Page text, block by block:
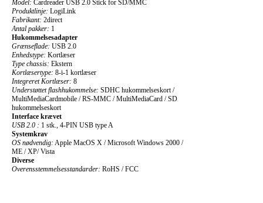
Model: Cardreader USB 2.0 Stick for SD/MMC
Produktlinje: LogiLink
Fabrikant: 2direct
Antal pakker: 1
Hukommelsesadapter
Grænseflade: USB 2.0
Enhedstype: Kortlæser
Type chassis: Ekstern
Kortlæsertype: 8-i-1 kortlæser
Integreret Kortlæser: 8
Understøttet flashhukommelse: SDHC hukommelseskort /
MultiMediaCardmobile / RS-MMC / MultiMediaCard / SD
hukommelseskort
Interface krævet
USB 2.0 : 1 stk., 4-PIN USB type A
Systemkrav
OS nødvendig: Apple MacOS X / Microsoft Windows 2000 /
ME / XP/ Vista
Diverse
Overensstemmelsesstandarder: RoHS / FCC